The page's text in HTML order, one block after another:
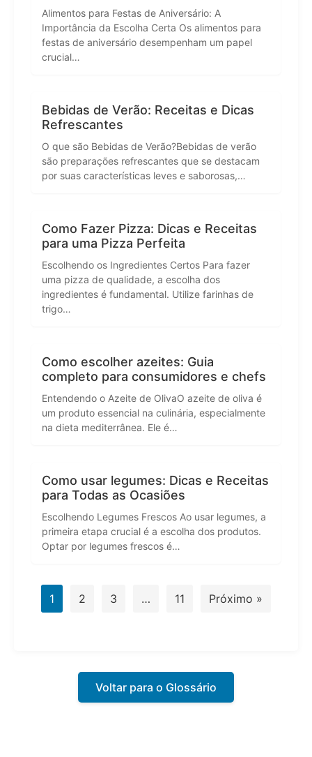
Alimentos para Festas de Aniversário: A
Importância da Escolha Certa Os alimentos para
festas de aniversário desempenham um papel
crucial…
Bebidas de Verão: Receitas e Dicas
Refrescantes
O que são Bebidas de Verão?Bebidas de verão
são preparações refrescantes que se destacam
por suas características leves e saborosas,…
Como Fazer Pizza: Dicas e Receitas
para uma Pizza Perfeita
Escolhendo os Ingredientes Certos Para fazer
uma pizza de qualidade, a escolha dos
ingredientes é fundamental. Utilize farinhas de
trigo…
Como escolher azeites: Guia
completo para consumidores e chefs
Entendendo o Azeite de OlivaO azeite de oliva é
um produto essencial na culinária, especialmente
na dieta mediterrânea. Ele é…
Como usar legumes: Dicas e Receitas
para Todas as Ocasiões
Escolhendo Legumes Frescos Ao usar legumes, a
primeira etapa crucial é a escolha dos produtos.
Optar por legumes frescos é…
1 2 3 … 11 Próximo »
Voltar para o Glossário